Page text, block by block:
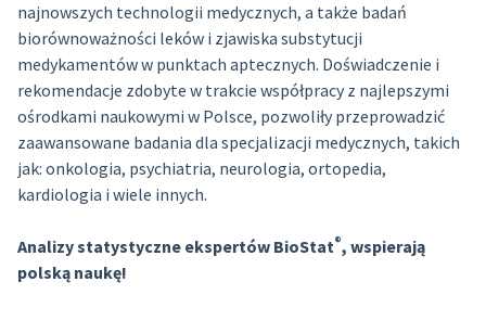
najnowszych technologii medycznych, a także badań
biorównoważności leków i zjawiska substytucji
medykamentów w punktach aptecznych. Doświadczenie i
rekomendacje zdobyte w trakcie współpracy z najlepszymi
ośrodkami naukowymi w Polsce, pozwoliły przeprowadzić
zaawansowane badania dla specjalizacji medycznych, takich
jak: onkologia, psychiatria, neurologia, ortopedia,
kardiologia i wiele innych.
Analizy statystyczne ekspertów BioStat®, wspierają
polską naukę!